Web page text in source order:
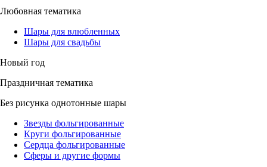
Любовная тематика
Шары для влюбленных
Шары для свадьбы
Новый год
Праздничная тематика
Без рисунка однотонные шары
Звезды фольгированные
Круги фольгированные
Сердца фольгированные
Сферы и другие формы